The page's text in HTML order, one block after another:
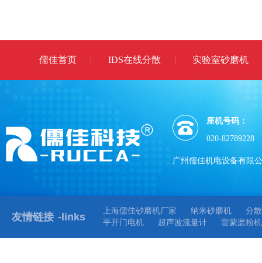
儒佳首页 IDS在线分散 实验室砂磨机
座机号码：
020-82789228
广州儒佳机电设备有限
友情链接 -links
上海儒佳砂磨机厂家 纳米砂磨机
分
平开门电机
超声波流量计 雷蒙磨粉机